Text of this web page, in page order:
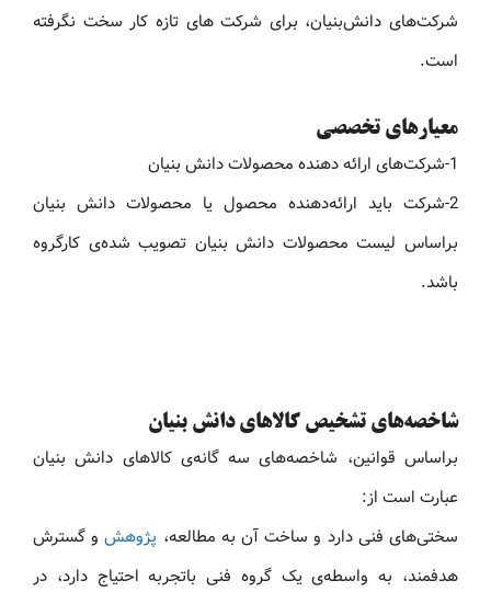
شرکت‌های دانش‌بنیان، برای شرکت های تازه کار سخت نگرفته
است.
معیارهای تخصصی
1-شرکت‌های ارائه دهنده محصولات دانش بنیان
2-شرکت باید ارائه‌دهنده محصول یا محصولات دانش بنیان
براساس لیست محصولات دانش بنیان تصویب شده‌ی کارگروه
باشد.
شاخصه‌های تشخیص کالاهای دانش بنیان
براساس قوانین، شاخصه‌های سه گانه‌ی کالاهای دانش بنیان
عبارت است از:
سختی‌های فنی دارد و ساخت آن به مطالعه، پژوهشو گسترش
هدفمند، به واسطه‌ی یک گروه فنی باتجربه احتیاج دارد، در